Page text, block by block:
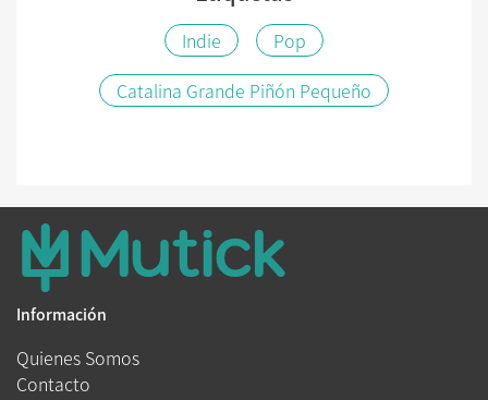
Indie
Pop
Catalina Grande Piñón Pequeño
Información
Quienes Somos
Contacto